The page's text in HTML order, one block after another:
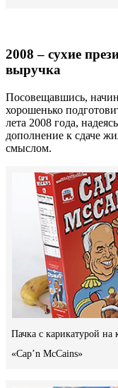
2008 – сухие
выручка
Посовещавшись,
хорошенько
лета 2008 года,
дополнение к сдаче
смыслом.
Пачка с карикатурой
«Cap’n McCains»